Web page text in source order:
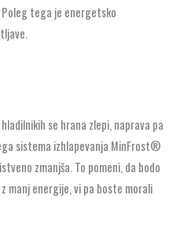
tega je energetsko
se hrana zlepi, naprava pa
sistema izhlapevanja MinFrost®
zmanjša. To pomeni, da bodo
manj energije, vi pa boste morali